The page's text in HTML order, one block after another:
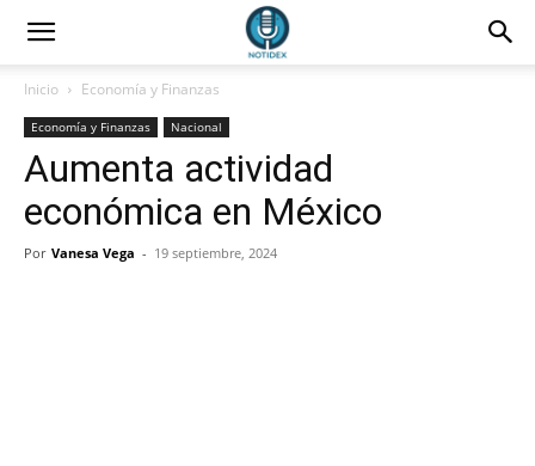
Inicio Economía y Finanzas
Economía y Finanzas Nacional
Aumenta actividad
económica en México
Por Vanesa Vega - 19 septiembre, 2024